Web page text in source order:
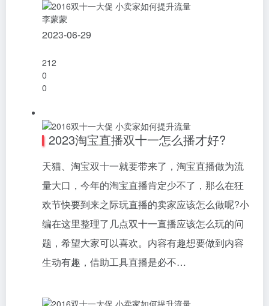
李蒙蒙
2023-06-29
212
0
0
2023淘宝直播双十一怎么播才好?
天猫、淘宝双十一就要带来了，淘宝直播做为流
量大口，今年的淘宝直播肯定少不了，那么在狂
欢节快要到来之际玩直播的卖家应该怎么做呢?小
编在这里整理了几点双十一直播应该怎么玩的问
题，希望大家可以喜欢。内容有趣想要做到内容
生动有趣，借助工具直播是必不…